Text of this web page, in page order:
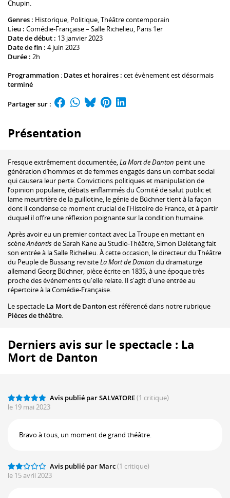
Chupin
Genres : Historique, Politique,Théâtre contemporain
Lieu : Comédie-Française – Salle Richelieu, Paris 1er
Date de début : 13 janvier 2023
Date de fin : 4 juin 2023
Durée : 2h
Programmation : Dates et horaires : cet évènement est désormais
terminé
Partager sur :
Présentation
Fresque extrêmement documentée,La Mort de Danton peint une
génération d’hommes et de femmes engagés dans un combat social
qui causera leur perte. Convictions politiques et manipulation de
l’opinion populaire, débats enflammés du Comité de salut public et
lame meurtrière de la guillotine, le génie de Büchner tient à la façon
dont il condense ce moment crucial de l’Histoire de France, et à partir
duquel il offre une réflexion poignante sur la condition humaine.
Après avoir eu un premier contact avec La Troupe en mettant en
scèneAnéantisde Sarah Kane au Studio-Théâtre, Simon Delétang fait
son entrée à la Salle Richelieu. À cette occasion, le directeur du Théâtre
du Peuple de Bussang revisiteLa Mort de Danton du dramaturge
allemand Georg Büchner, pièce écrite en 1835, à une époque très
proche des événements qu'elle relate. Il s'agit d'une entrée au
répertoire à la Comédie-Française.
Le spectacle La Mort de Dantonest référencé dans notre rubrique
Pièces de théâtre.
Derniers avis sur le spectacle : La
Mort de Danton
Avis publié par SALVATORE(1 critique)
le 19 mai 2023
Bravo à tous, un moment de grand théâtre.
Avis publié par Marc(1 critique)
le 15 avril 2023